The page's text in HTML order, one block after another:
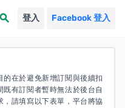
search 登入 Facebook 登入
的在於避免新增訂閱與後續扣
有訂閱者暫時無法於後台自
請填寫以下表單，平台將協